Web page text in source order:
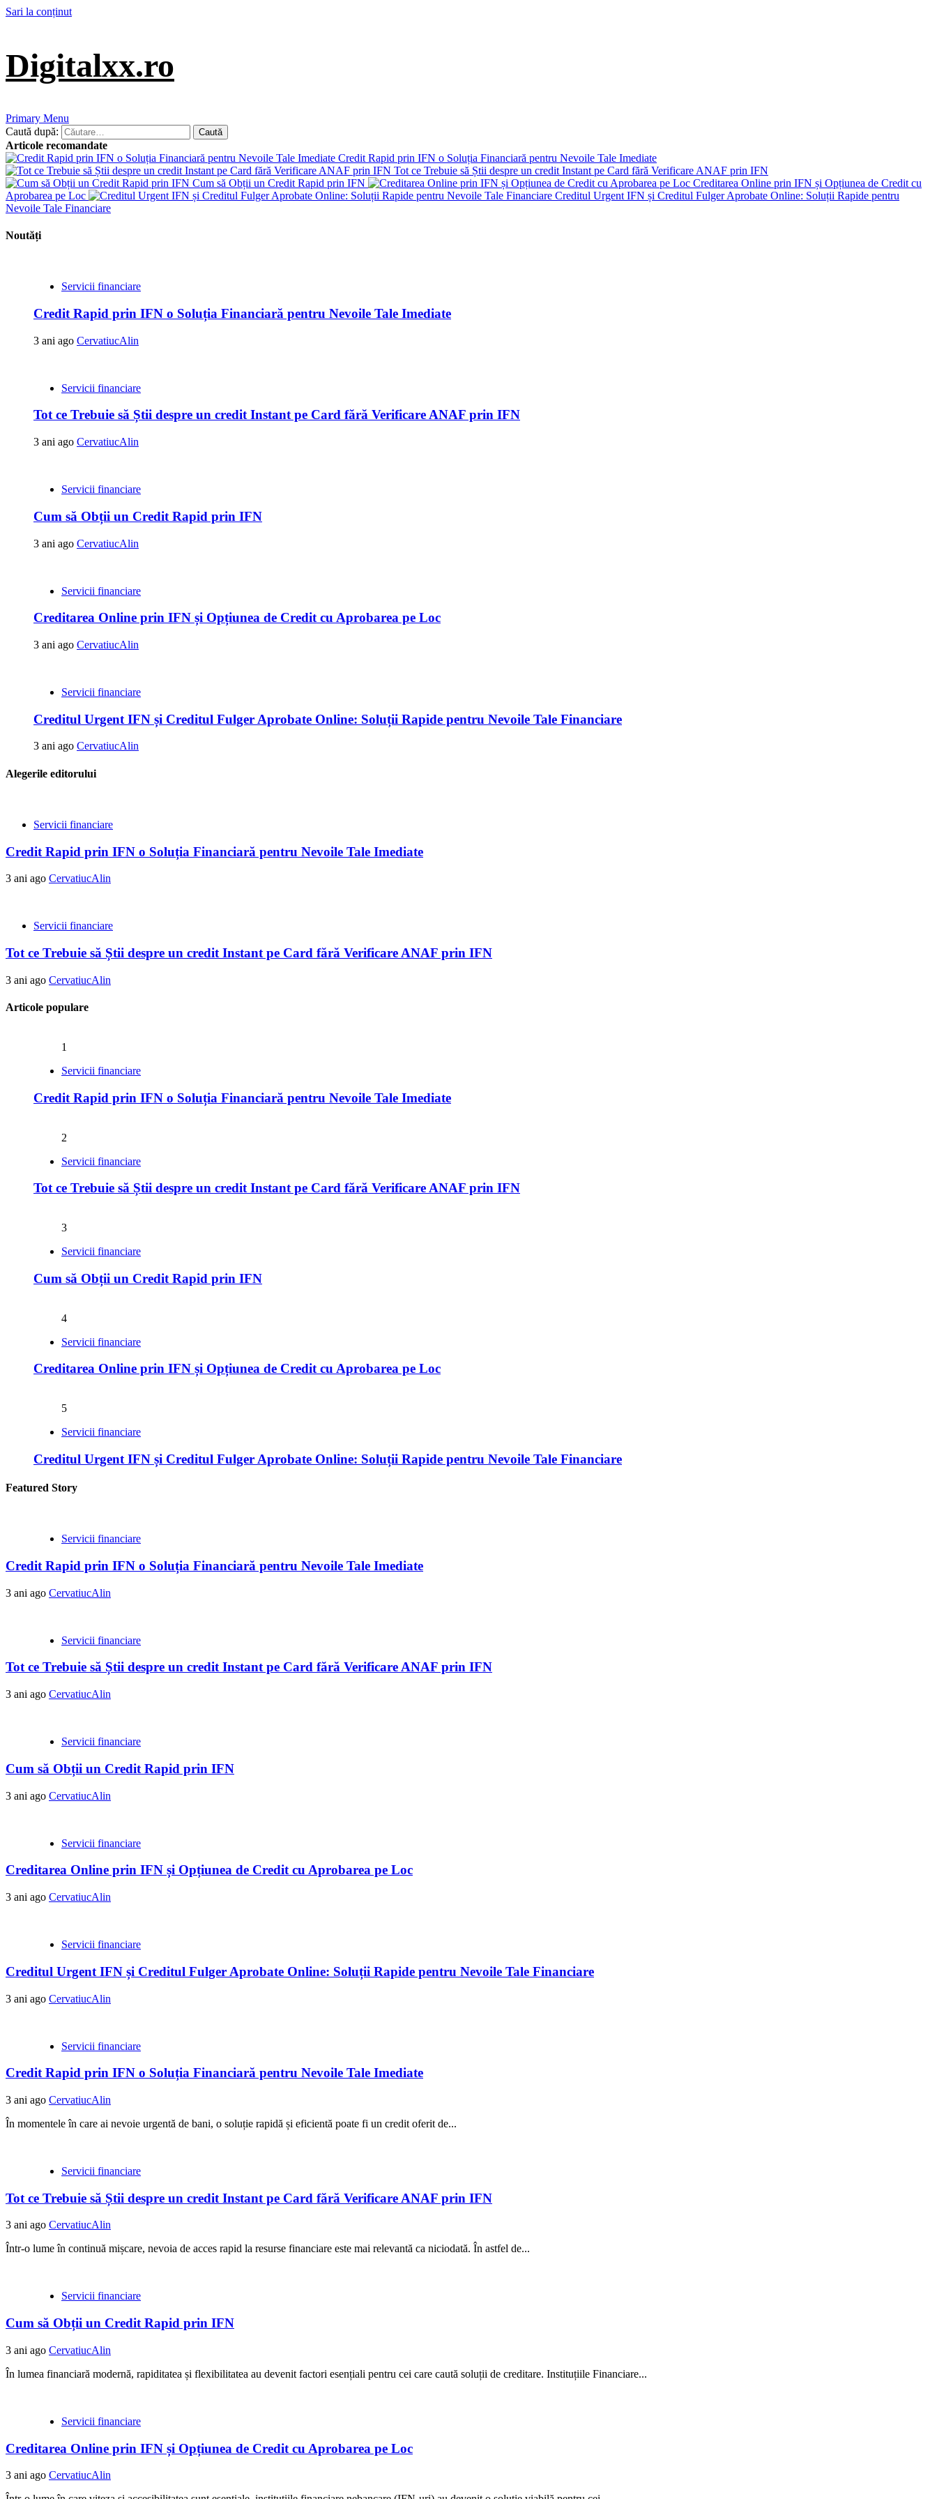
Sari la conținut
Digitalxx.ro
Primary Menu
Caută după:
Articole recomandate
Credit Rapid prin IFN o Soluția Financiară pentru Nevoile Tale Imediate
Tot ce Trebuie să Știi despre un credit Instant pe Card fără Verificare ANAF prin IFN
Cum să Obții un Credit Rapid prin IFN
Creditarea Online prin IFN și Opțiunea de Credit cu
Aprobarea pe Loc
Creditul Urgent IFN și Creditul Fulger Aprobate Online: Soluții Rapide pentru
Nevoile Tale Financiare
Noutăți
Servicii financiare
Credit Rapid prin IFN o Soluția Financiară pentru Nevoile Tale Imediate
3 ani ago CervatiucAlin
Servicii financiare
Tot ce Trebuie să Știi despre un credit Instant pe Card fără Verificare ANAF prin IFN
3 ani ago CervatiucAlin
Servicii financiare
Cum să Obții un Credit Rapid prin IFN
3 ani ago CervatiucAlin
Servicii financiare
Creditarea Online prin IFN și Opțiunea de Credit cu Aprobarea pe Loc
3 ani ago CervatiucAlin
Servicii financiare
Creditul Urgent IFN și Creditul Fulger Aprobate Online: Soluții Rapide pentru Nevoile Tale Financiare
3 ani ago CervatiucAlin
Alegerile editorului
Servicii financiare
Credit Rapid prin IFN o Soluția Financiară pentru Nevoile Tale Imediate
3 ani ago CervatiucAlin
Servicii financiare
Tot ce Trebuie să Știi despre un credit Instant pe Card fără Verificare ANAF prin IFN
3 ani ago CervatiucAlin
Articole populare
1
Servicii financiare
Credit Rapid prin IFN o Soluția Financiară pentru Nevoile Tale Imediate
2
Servicii financiare
Tot ce Trebuie să Știi despre un credit Instant pe Card fără Verificare ANAF prin IFN
3
Servicii financiare
Cum să Obții un Credit Rapid prin IFN
4
Servicii financiare
Creditarea Online prin IFN și Opțiunea de Credit cu Aprobarea pe Loc
5
Servicii financiare
Creditul Urgent IFN și Creditul Fulger Aprobate Online: Soluții Rapide pentru Nevoile Tale Financiare
Featured Story
Servicii financiare
Credit Rapid prin IFN o Soluția Financiară pentru Nevoile Tale Imediate
3 ani ago CervatiucAlin
Servicii financiare
Tot ce Trebuie să Știi despre un credit Instant pe Card fără Verificare ANAF prin IFN
3 ani ago CervatiucAlin
Servicii financiare
Cum să Obții un Credit Rapid prin IFN
3 ani ago CervatiucAlin
Servicii financiare
Creditarea Online prin IFN și Opțiunea de Credit cu Aprobarea pe Loc
3 ani ago CervatiucAlin
Servicii financiare
Creditul Urgent IFN și Creditul Fulger Aprobate Online: Soluții Rapide pentru Nevoile Tale Financiare
3 ani ago CervatiucAlin
Servicii financiare
Credit Rapid prin IFN o Soluția Financiară pentru Nevoile Tale Imediate
3 ani ago CervatiucAlin
În momentele în care ai nevoie urgentă de bani, o soluție rapidă și eficientă poate fi un credit oferit de...
Servicii financiare
Tot ce Trebuie să Știi despre un credit Instant pe Card fără Verificare ANAF prin IFN
3 ani ago CervatiucAlin
Într-o lume în continuă mișcare, nevoia de acces rapid la resurse financiare este mai relevantă ca niciodată. În astfel de...
Servicii financiare
Cum să Obții un Credit Rapid prin IFN
3 ani ago CervatiucAlin
În lumea financiară modernă, rapiditatea și flexibilitatea au devenit factori esențiali pentru cei care caută soluții de creditare. Instituțiile Financiare...
Servicii financiare
Creditarea Online prin IFN și Opțiunea de Credit cu Aprobarea pe Loc
3 ani ago CervatiucAlin